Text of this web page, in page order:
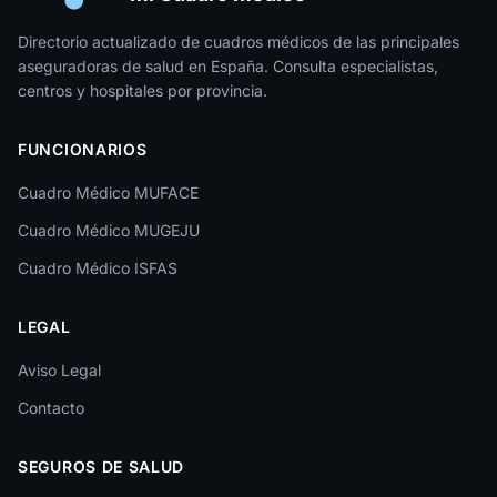
Jaén
La Rioja
León
Lleida
Lugo
Málaga
Melilla
Murcia
Directorio actualizado de cuadros médicos de las principales
aseguradoras de salud en España. Consulta especialistas,
centros y hospitales por provincia.
FUNCIONARIOS
Cuadro Médico MUFACE
Cuadro Médico MUGEJU
Cuadro Médico ISFAS
LEGAL
Aviso Legal
Contacto
SEGUROS DE SALUD